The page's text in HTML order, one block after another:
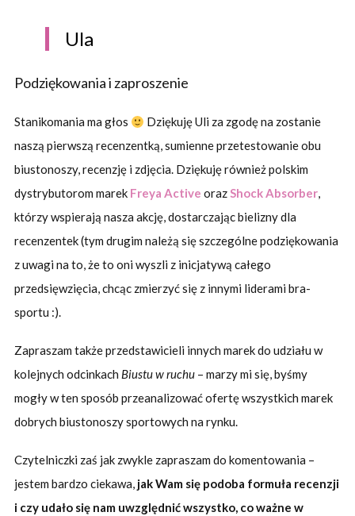
Ula
Podziękowania i zaproszenie
Stanikomania ma głos
Dziękuję Uli za zgodę na zostanie
naszą pierwszą recenzentką, sumienne przetestowanie obu
biustonoszy, recenzję i zdjęcia. Dziękuję również polskim
dystrybutorom marek Freya Active orazShock Absorber,
którzy wspierają nasza akcję, dostarczając bielizny dla
recenzentek (tym drugim należą się szczególne podziękowania
z uwagi na to, że to oni wyszli z inicjatywą całego
przedsięwzięcia, chcąc zmierzyć się z innymi liderami bra-
sportu :).
Zapraszam także przedstawicieli innych marek do udziału w
kolejnych odcinkach Biustu w ruchu– marzy mi się, byśmy
mogły w ten sposób przeanalizować ofertę wszystkich marek
dobrych biustonoszy sportowych na rynku.
Czytelniczki zaś jak zwykle zapraszam do komentowania –
jestem bardzo ciekawa, jak Wam się podoba formuła recenzji
i czy udało się nam uwzględnić wszystko, co ważne w